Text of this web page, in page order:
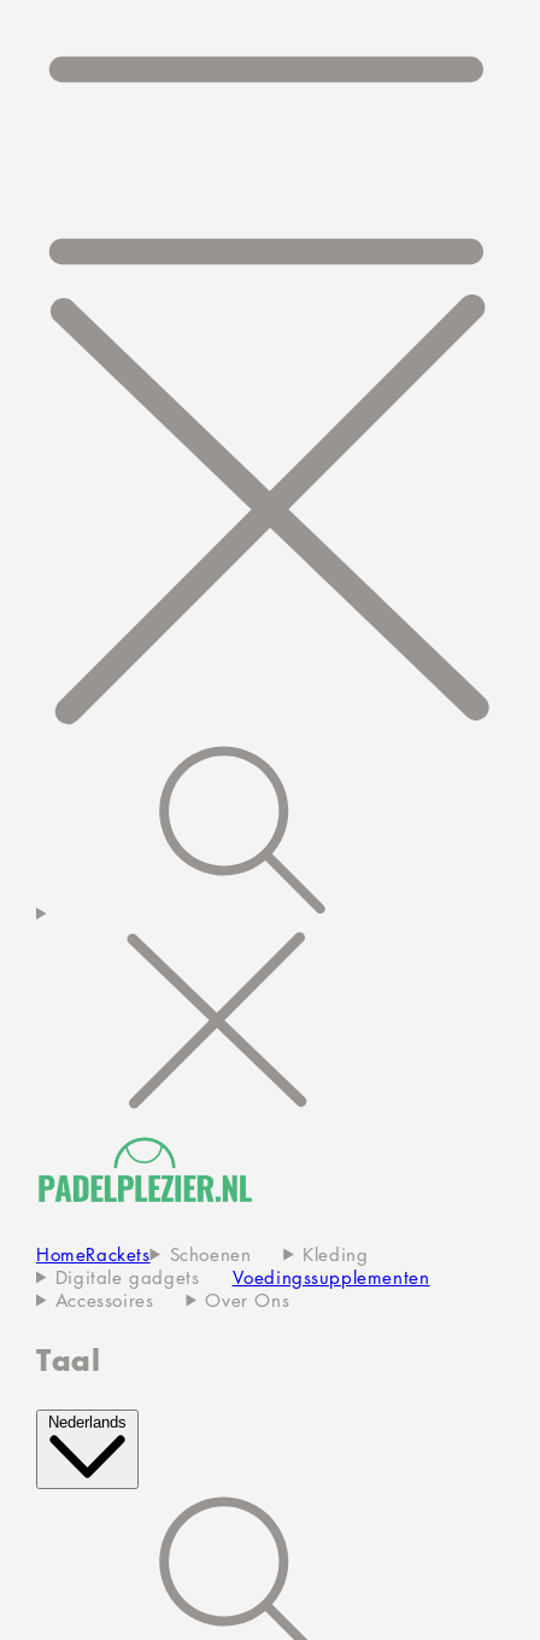
HomeRackets Schoenen
Kleding
Digitale gadgets
Voedingssupplementen
Accessoires
Over Ons
Taal
Nederlands